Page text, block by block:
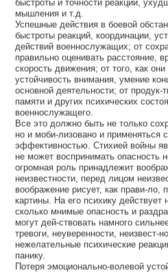
быстроты и точности реакций,
мышления и т.д.
Успешные действия в боевой
быстроты реакций, координации,
действий военнослужащих; от
правильно оценивать расстояние,
скорость движения; от того, как
устойчивость внимания, умение
основной деятельности; от
памяти и других психических
военнослужащего.
Все это должно быть не только
но и моби-лизовано и применяться
эффективностью. Стихией войны
не может воспринимать опасность
огромная роль принадлежит
неизвестности, перед лицом
воображение рисует, как прави-ло,
картины. На его психику действует
сколько мнимые опасность и
могут дей-ствовать намного
тревоги, неуверенности, неизвест-
нежелательные психические
панику.
Потеря эмоционально-волевой